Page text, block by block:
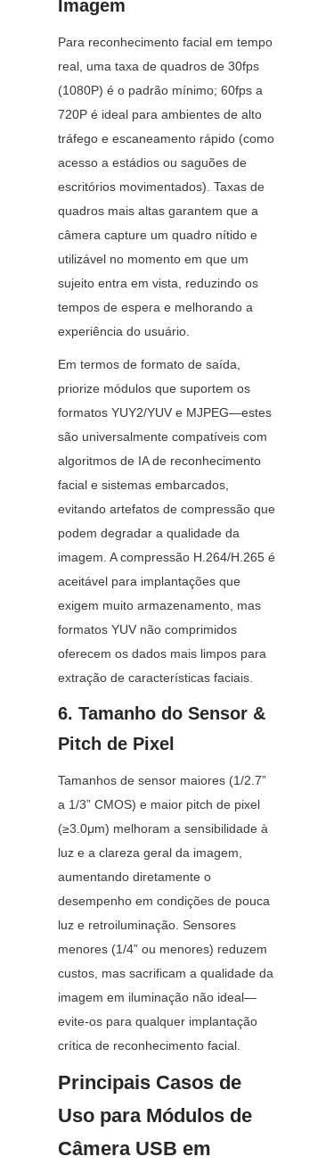
Imagem
Para reconhecimento facial em tempo
real, uma taxa de quadros de 30fps
(1080P) é o padrão mínimo; 60fps a
720P é ideal para ambientes de alto
tráfego e escaneamento rápido (como
acesso a estádios ou saguões de
escritórios movimentados). Taxas de
quadros mais altas garantem que a
câmera capture um quadro nítido e
utilizável no momento em que um
sujeito entra em vista, reduzindo os
tempos de espera e melhorando a
experiência do usuário.
Em termos de formato de saída,
priorize módulos que suportem os
formatos YUY2/YUV e MJPEG—estes
são universalmente compatíveis com
algoritmos de IA de reconhecimento
facial e sistemas embarcados,
evitando artefatos de compressão que
podem degradar a qualidade da
imagem. A compressão H.264/H.265 é
aceitável para implantações que
exigem muito armazenamento, mas
formatos YUV não comprimidos
oferecem os dados mais limpos para
extração de características faciais.
6. Tamanho do Sensor &
Pitch de Pixel
Tamanhos de sensor maiores (1/2.7”
a 1/3” CMOS) e maior pitch de pixel
(≥3.0μm) melhoram a sensibilidade à
luz e a clareza geral da imagem,
aumentando diretamente o
desempenho em condições de pouca
luz e retroiluminação. Sensores
menores (1/4” ou menores) reduzem
custos, mas sacrificam a qualidade da
imagem em iluminação não ideal—
evite-os para qualquer implantação
crítica de reconhecimento facial.
Principais Casos de
Uso para Módulos de
Câmera USB em